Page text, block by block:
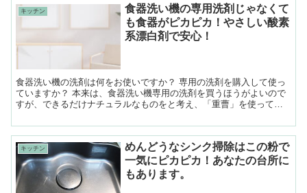
キッチン
食器洗い機の専用洗剤じゃなくて
も食器がピカピカ！やさしい酸素
系漂白剤で安心！
食器洗い機の洗剤は何をお使いですか？ 専用の洗剤を購入して使っ
ていますか？ 本来は、食器洗い機専用の洗剤を買うほうがよいので
すが、できるだけナチュラルなものをと考え、「重曹」を使ってい
キッチン
めんどうなシンク掃除はこの粉で
一気にピカピカ！あなたの台所に
もあります。